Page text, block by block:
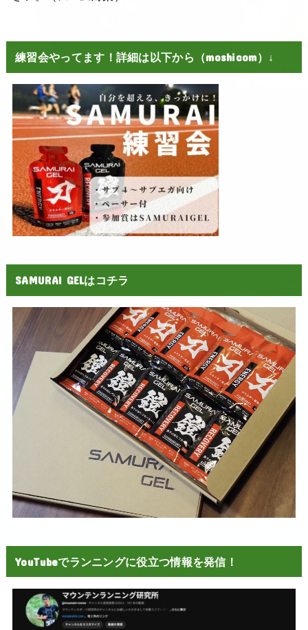
練習会やってます！詳細は以下から（moshicom）↓
SAMURAI GELはコチラ
YouTubeでランニングに役立つ情報を発信！